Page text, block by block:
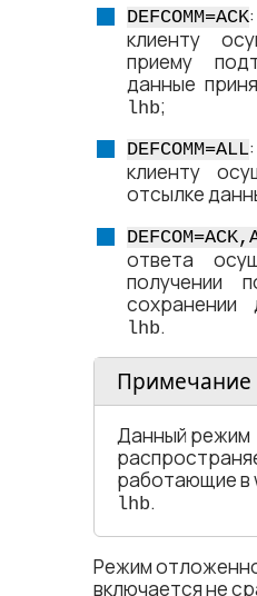
DEFCOMM=ACK
клиенту
приему
данные
lhb;
DEFCOMM=ALL
клиенту
отсылке
ответа
получении
lhb.
Примечание
Данный режим
работающие в
lhb.
Режим
включается не